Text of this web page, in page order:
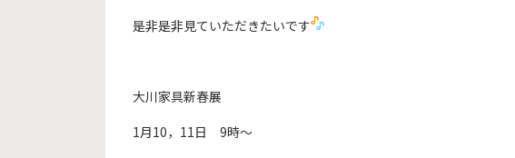
是非是非見ていただきたいです
大川家具新春展
1月10，11日 9時〜